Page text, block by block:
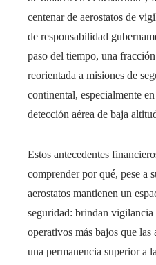
centenar de aerostatos de
de responsabilidad
paso del tiempo, una
reorientada a misiones de
continental, especialmente
detección aérea de baja
Estos antecedentes
comprender por qué, pese a
aerostatos mantienen un
seguridad: brindan vigilancia
operativos más bajos que
una permanencia superior a